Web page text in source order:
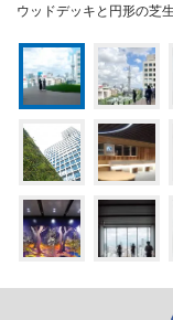
ウッドデッキと円形の芝